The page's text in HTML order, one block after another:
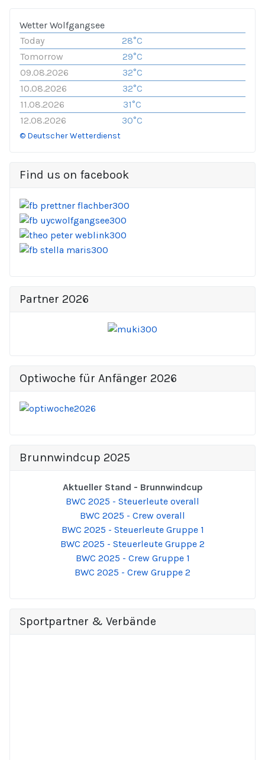
Wetter Wolfgangsee
Today
28°C
Tomorrow
29°C
09.08.2026
32°C
10.08.2026
32°C
11.08.2026
31°C
12.08.2026
30°C
© Deutscher Wetterdienst
Find us on facebook
Partner 2026
Optiwoche für Anfänger 2026
Brunnwindcup 2025
Aktueller Stand - Brunnwindcup
BWC 2025 - Steuerleute overall
BWC 2025 - Crew overall
BWC 2025 - Steuerleute Gruppe 1
BWC 2025 - Steuerleute Gruppe 2
BWC 2025 - Crew Gruppe 1
BWC 2025 - Crew Gruppe 2
Sportpartner & Verbände